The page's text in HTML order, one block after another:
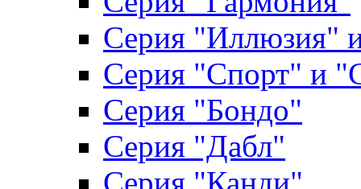
Серия "Иллюзия"
Серия "Спорт" и
Серия "Бондо"
Серия "Дабл"